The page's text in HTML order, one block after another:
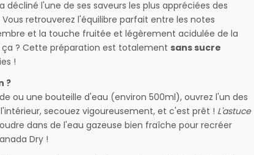
décliné l'une de ses saveurs les plus appréciées des
retrouverez l'équilibre parfait entre les notes
et la touche fruitée et légèrement acidulée de la
? Cette préparation est totalement sans sucre
!
?
ou une bouteille d'eau (environ 500ml), ouvrez l'un des
secouez vigoureusement, et c'est prêt ! L'astuce
dans de l'eau gazeuse bien fraîche pour recréer
Dry !